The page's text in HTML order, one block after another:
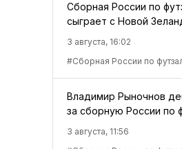
Сборная России по
сыграет с Новой
3 августа, 16:02
#Сборная России по
Владимир Рыночнов
за сборную России по
3 августа, 11:56